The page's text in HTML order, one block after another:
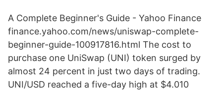
A Complete Beginner's Guide - Yahoo Finance
finance.yahoo.com/news/uniswap-complete-
beginner-guide-100917816.html The cost to
purchase one UniSwap (UNI) token surged by
almost 24 percent in just two days of trading.
UNI/USD reached a five-day high at $4.010